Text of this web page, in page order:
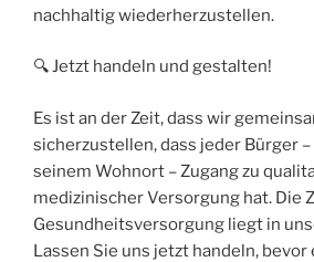
nachhaltig wiederherzustellen.
🔍 Jetzt handeln und gestalten!
Es ist an der Zeit, dass wir
sicherzustellen, dass jeder Bürger
seinem Wohnort – Zugang zu
medizinischer Versorgung hat. Die
Gesundheitsversorgung liegt in
Lassen Sie uns jetzt handeln, bevor